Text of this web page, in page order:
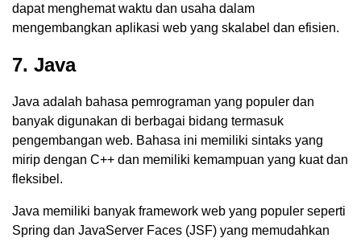
dapat menghemat waktu dan usaha dalam
mengembangkan aplikasi web yang skalabel dan efisien.
7. Java
Java adalah bahasa pemrograman yang populer dan
banyak digunakan di berbagai bidang termasuk
pengembangan web. Bahasa ini memiliki sintaks yang
mirip dengan C++ dan memiliki kemampuan yang kuat dan
fleksibel.
Java memiliki banyak framework web yang populer seperti
Spring dan JavaServer Faces (JSF) yang memudahkan